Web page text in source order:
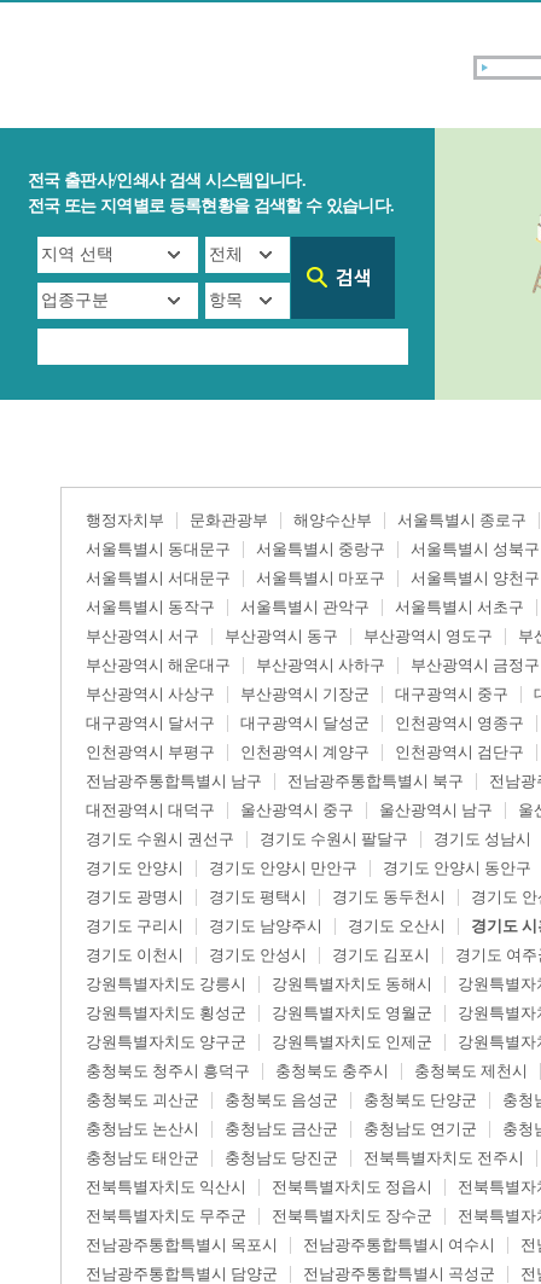
전국 출판사/인쇄사 검색 시스템입니다.
전국 또는 지역별로 등록현황을 검색할 수 있습니다.
행정자치부 문화관광부 해양수산부
서울특별시 종로구
서울특별시 동대문구
서울특별시 중랑구
서울특별시 성북구
서울특별시 서대문구
서울특별시 마포구
서울특별시 양천구
서울특별시 동작구
서울특별시 관악구
서울특별시 서초구
부산광역시 서구
부산광역시 동구 부산광역시 영도구
부
부산광역시 해운대구
부산광역시 사하구
부산광역시 금정구
부산광역시 사상구
부산광역시 기장군 대구광역시 중구
대구광역시 달서구
대구광역시 달성군
인천광역시 영종구
인천광역시 부평구
인천광역시 계양구
인천광역시 검단구
전남광주통합특별시 남구
전남광주통합특별시 북구
전남광
대전광역시 대덕구
울산광역시 중구 울산광역시 남구
울
경기도 수원시 권선구
경기도 수원시 팔달구
경기도 성남시
경기도 안양시
경기도 안양시 만안구
경기도 안양시 동안구
경기도 광명시
경기도 평택시 경기도 동두천시
경기도
경기도 구리시
경기도 남양주시 경기도 오산시
경기도
경기도 이천시
경기도 안성시 경기도 김포시
경기도 여주
강원특별자치도 강릉시
강원특별자치도 동해시
강원특별자
강원특별자치도 횡성군
강원특별자치도 영월군
강원특별자
강원특별자치도 양구군
강원특별자치도 인제군
강원특별자
충청북도 청주시 흥덕구
충청북도 충주시
충청북도 제천시
충청북도 괴산군
충청북도 음성군 충청북도 단양군
충청
충청남도 논산시
충청남도 금산군 충청남도 연기군
충청
충청남도 태안군
충청남도 당진군
전북특별자치도 전주시
전북특별자치도 익산시
전북특별자치도 정읍시
전북특별자
전북특별자치도 무주군
전북특별자치도 장수군
전북특별자
전남광주통합특별시 목포시
전남광주통합특별시 여수시
전
전남광주통합특별시 담양군
전남광주통합특별시 곡성군
전